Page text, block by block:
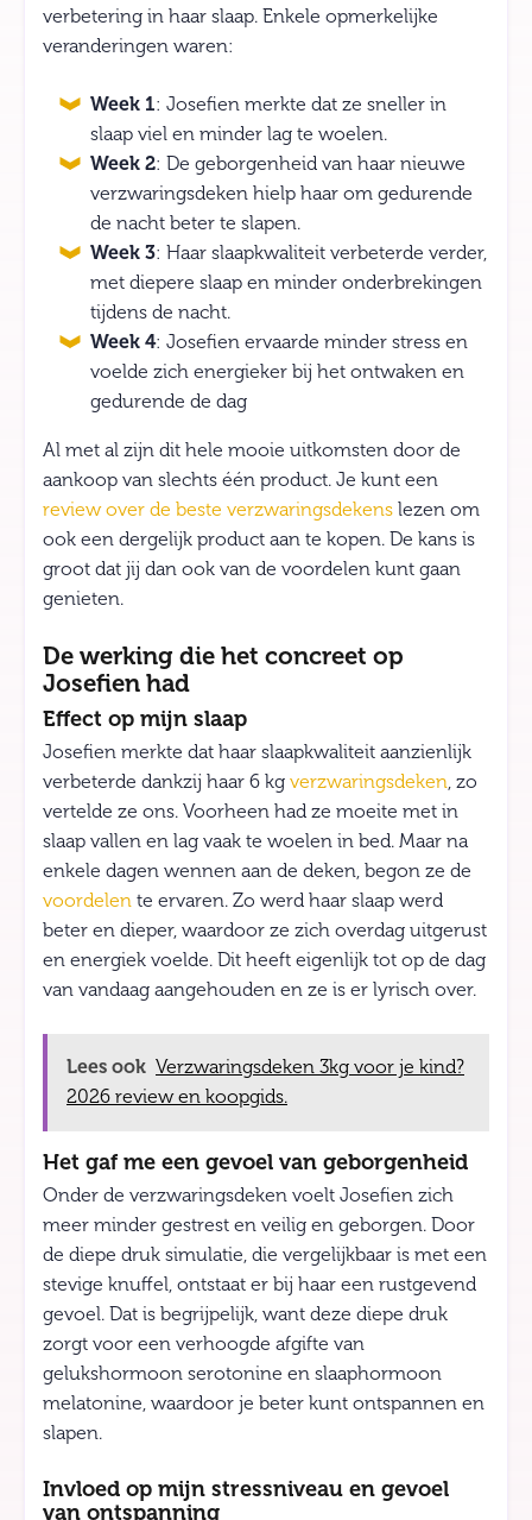
verbetering in haar slaap. Enkele opmerkelijke
veranderingen waren:
Week 1: Josefien merkte dat ze sneller in
slaap viel en minder lag te woelen.
Week 2: De geborgenheid van haar nieuwe
verzwaringsdeken hielp haar om gedurende
de nacht beter te slapen.
Week 3: Haar slaapkwaliteit verbeterde verder,
met diepere slaap en minder onderbrekingen
tijdens de nacht.
Week 4: Josefien ervaarde minder stress en
voelde zich energieker bij het ontwaken en
gedurende de dag
Al met al zijn dit hele mooie uitkomsten door de
aankoop van slechts één product. Je kunt een
review over de beste verzwaringsdekens lezen om
ook een dergelijk product aan te kopen. De kans is
groot dat jij dan ook van de voordelen kunt gaan
genieten.
De werking die het concreet op
Josefien had
Effect op mijn slaap
Josefien merkte dat haar slaapkwaliteit aanzienlijk
verbeterde dankzij haar 6 kg verzwaringsdeken, zo
vertelde ze ons. Voorheen had ze moeite met in
slaap vallen en lag vaak te woelen in bed. Maar na
enkele dagen wennen aan de deken, begon ze de
voordelen te ervaren. Zo werd haar slaap werd
beter en dieper, waardoor ze zich overdag uitgerust
en energiek voelde. Dit heeft eigenlijk tot op de dag
van vandaag aangehouden en ze is er lyrisch over.
Lees ook Verzwaringsdeken 3kg voor je kind?
2026 review en koopgids.
Het gaf me een gevoel van geborgenheid
Onder de verzwaringsdeken voelt Josefien zich
meer minder gestrest en veilig en geborgen. Door
de diepe druk simulatie, die vergelijkbaar is met een
stevige knuffel, ontstaat er bij haar een rustgevend
gevoel. Dat is begrijpelijk, want deze diepe druk
zorgt voor een verhoogde afgifte van
gelukshormoon serotonine en slaaphormoon
melatonine, waardoor je beter kunt ontspannen en
slapen.
Invloed op mijn stressniveau en gevoel
van ontspanning